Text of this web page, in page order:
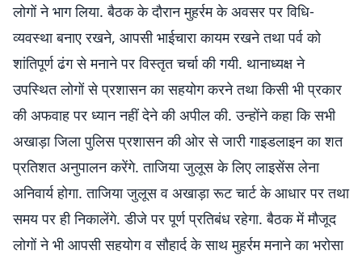
लोगों ने भाग लिया. बैठक के दौरान मुहर्रम के अवसर पर विधि-
व्यवस्था बनाए रखने, आपसी भाईचारा कायम रखने तथा पर्व को
शांतिपूर्ण ढंग से मनाने पर विस्तृत चर्चा की गयी. थानाध्यक्ष ने
उपस्थित लोगों से प्रशासन का सहयोग करने तथा किसी भी प्रकार
की अफवाह पर ध्यान नहीं देने की अपील की. उन्होंने कहा कि सभी
अखाड़ा जिला पुलिस प्रशासन की ओर से जारी गाइडलाइन का शत
प्रतिशत अनुपालन करेंगे. ताजिया जुलूस के लिए लाइसेंस लेना
अनिवार्य होगा. ताजिया जुलूस व अखाड़ा रूट चार्ट के आधार पर तथा
समय पर ही निकालेंगे. डीजे पर पूर्ण प्रतिबंध रहेगा. बैठक में मौजूद
लोगों ने भी आपसी सहयोग व सौहार्द के साथ मुहर्रम मनाने का भरोसा